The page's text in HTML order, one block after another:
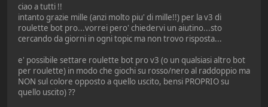
ciao a tutti !!
intanto grazie mille (anzi molto piu' di mille!!) per la v3 di
roulette bot pro...vorrei pero' chiedervi un aiutino...sto
cercando da giorni in ogni topic ma non trovo risposta...
e' possibile settare roulette bot pro v3 (o un qualsiasi altro bot
per roulette) in modo che giochi su rosso/nero al raddoppio ma
NON sul colore opposto a quello uscito, bensi PROPRIO su
quello uscito) ??